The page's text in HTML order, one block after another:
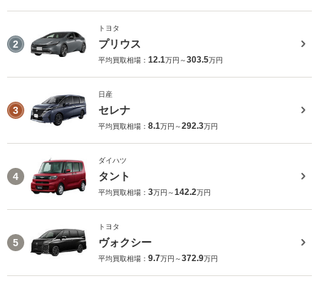
2
トヨタ
プリウス
平均買取相場： 12.1万円～303.5万円
3
日産
セレナ
平均買取相場： 8.1万円～292.3万円
4
ダイハツ
タント
平均買取相場： 3万円～142.2万円
5
トヨタ
ヴォクシー
平均買取相場： 9.7万円～372.9万円